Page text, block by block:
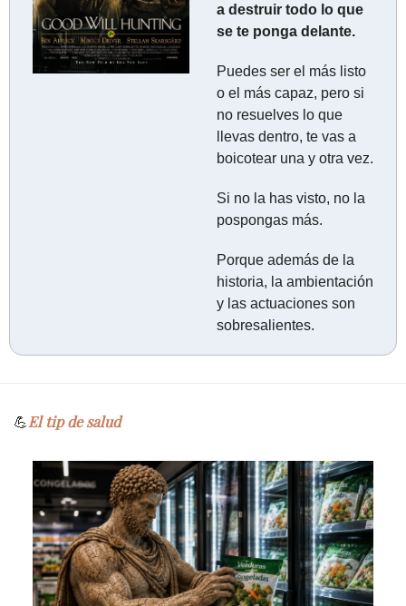
a destruir todo lo que
se te ponga delante.
Puedes ser el más listo
o el más capaz, pero si
no resuelves lo que
llevas dentro, te vas a
boicotear una y otra vez.
Si no la has visto, no la
pospongas más.
Porque además de la
historia, la ambientación
y las actuaciones son
sobresalientes.
💪El tip de salud